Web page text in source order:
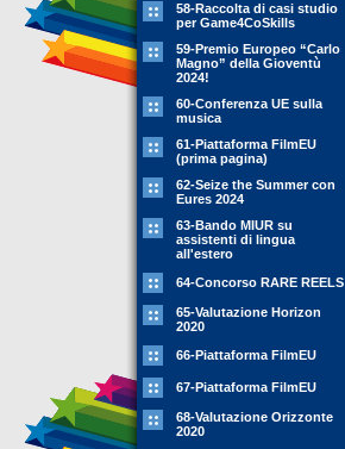
58-Raccolta di casi studio
per Game4CoSkills
59-Premio Europeo “Carlo
Magno” della Gioventù
2024!
60-Conferenza UE sulla
musica
61-Piattaforma FilmEU
(prima pagina)
62-Seize the Summer con
Eures 2024
63-Bando MIUR su
assistenti di lingua
all'estero
64-Concorso RARE REELS
65-Valutazione Horizon
2020
66-Piattaforma FilmEU
67-Piattaforma FilmEU
68-Valutazione Orizzonte
2020